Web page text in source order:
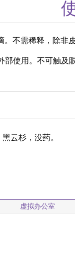
不需稀释，除非
部使用。不可触及
云杉，没药。
虚拟办公室